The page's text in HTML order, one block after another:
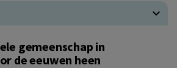
gemeenschap in
de eeuwen heen